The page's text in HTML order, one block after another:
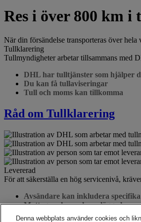
Res i över 800 km i
När din försändelse transporteras över
Tullklarering
Tullmyndigheter arbetar tillsammans med
DHL har tulltjänster som hjälper
Du kan få tullaviseringar
Tull och moms kan tillkomma
Råd om Tullklarering
Levererad
För att säkerställa en hög servicenivå,
Avsändare kan inkludera
Mottagare kan schemalägga
Denna webbplats använder cookies och